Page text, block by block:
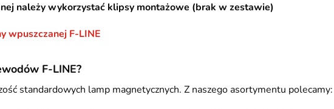
należy wykorzystać klipsy montażowe (brak w zestawie)
wpuszczanej F-LINE
F-LINE?
standardowych lamp magnetycznych. Z naszego asortymentu polecamy: